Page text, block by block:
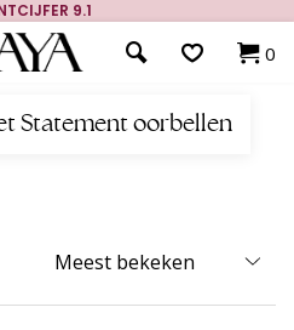
9.1
0
Statement oorbellen